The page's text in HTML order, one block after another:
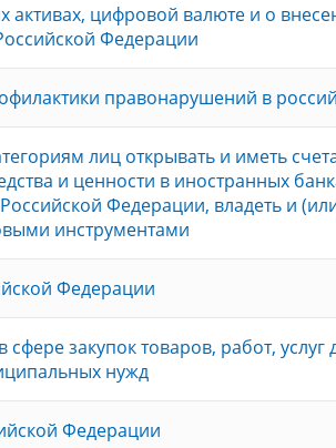
цифровой валюте и о
Федерации
правонарушений в
лиц открывать и иметь
и ценности в иностранных
Федерации, владеть и
инструментами
Федерации
сфере закупок товаров, работ,
нужд
Федерации